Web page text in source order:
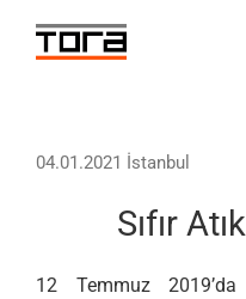
content
04.01.2021 İstanbul
Sıfır
12 Temmuz